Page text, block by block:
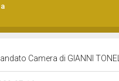
Camera di GIANNI